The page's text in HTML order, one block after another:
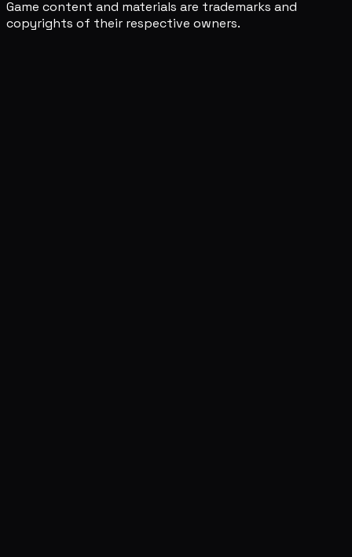
Game content and materials are trademarks and
copyrights of their respective owners.